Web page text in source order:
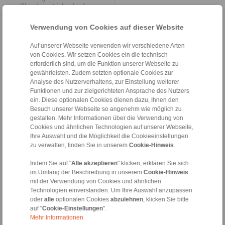
Verwendung von Cookies auf dieser Website
Auf unserer Webseite verwenden wir verschiedene Arten
von Cookies. Wir setzen Cookies ein die technisch
erforderlich sind, um die Funktion unserer Webseite zu
gewährleisten. Zudem setzten optionale Cookies zur
Analyse des Nutzerverhaltens, zur Einstellung weiterer
Funktionen und zur zielgerichteten Ansprache des Nutzers
ein. Diese optionalen Cookies dienen dazu, Ihnen den
Besuch unserer Webseite so angenehm wie möglich zu
gestalten. Mehr Informationen über die Verwendung von
Cookies und ähnlichen Technologien auf unserer Webseite,
Ihre Auswahl und die Möglichkeit die Cookieeinstellungen
zu verwalten, finden Sie in unserem Cookie-Hinweis
Indem Sie auf "Alle akzeptieren" klicken, erklären Sie sich
im Umfang der Beschreibung in unserem Cookie-Hinweis
mit der Verwendung von Cookies und ähnlichen
Technologien einverstanden. Um Ihre Auswahl anzupassen
oder alleoptionalen Cookies abzulehnen, klicken Sie bitte
auf "Cookie-Einstellungen".
Mehr Informationen
Planetengetriebe. In dieser
beispielsweise konventionelle
Backen-Spannzeuge.
Offen für die sichere
Späneabfuhr
„Beide Ausführungen der
Wälzschäl-Spannsysteme von
RINGSPANN basieren auf
grundlegenden
Funktionsprinzipien, die sich in
der Verzahnungstechnik seit
vielen Jahren bewähren“, sagt
Volker Schlautmann, Leiter
des Kundenteams
Verbindungen des
Unternehmens. Typisch für ihr
Design ist eine relativ offene
Bauweise, die eine zügige
Späneabfuhr ermöglicht.
Kennzeichnend für die
Membran-Spannsysteme sind
eine kurze Gesamtlänge und